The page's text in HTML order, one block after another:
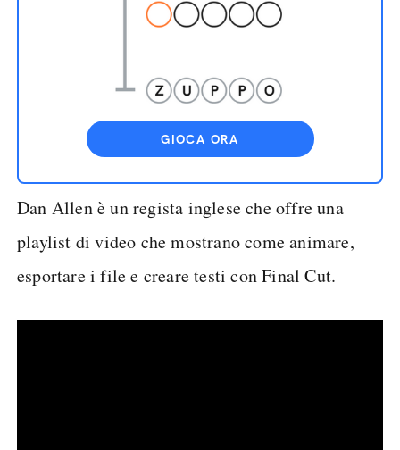
GIOCA ORA
Dan Allen è un regista inglese che offre una
playlist di video che mostrano come animare,
esportare i file e creare testi con Final Cut.